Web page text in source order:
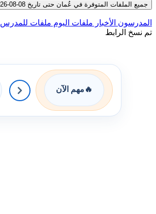
جميع الملفات المتوفرة في عُمان حتى تاريخ 08-08-2026
المدرسون الأخبار ملفات اليوم ملفات للمدرس
تم نسخ الرابط
🔥 مهم الآن